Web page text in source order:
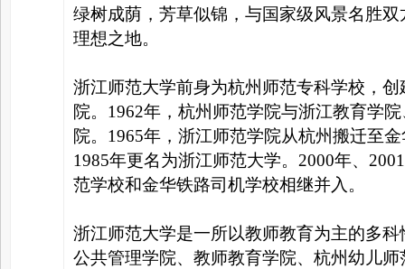
绿树成荫，芳草似锦，与国家级风景名胜
理想之地。
浙江师范大学前身为杭州师范专科学校，
院。1962年，杭州师范学院与浙江教育学
院。1965年，浙江师范学院从杭州搬迁至
1985年更名为浙江师范大学。2000年、
范学校和金华铁路司机学校相继并入。
浙江师范大学是一所以教师教育为主的多
公共管理学院、教师教育学院、杭州幼儿